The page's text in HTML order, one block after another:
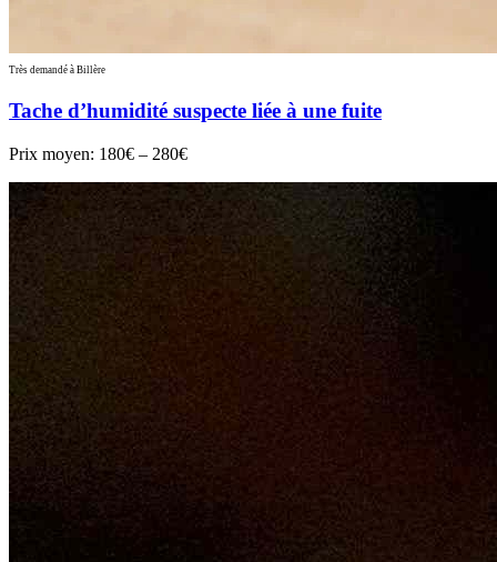
Très demandé à Billère
Tache d’humidité suspecte liée à une fuite
Prix moyen: 180€ – 280€